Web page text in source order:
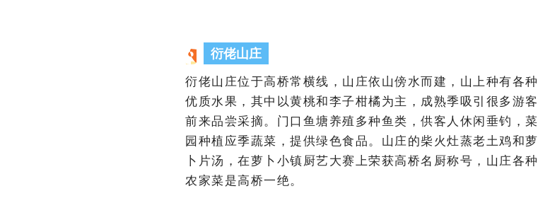
衍佬山庄
衍佬山庄位于高桥常横线，山庄依山傍水而建，山上种有各种
优质水果，其中以黄桃和李子柑橘为主，成熟季吸引很多游客
前来品尝采摘。门口鱼塘养殖多种鱼类，供客人休闲垂钓，菜
园种植应季蔬菜，提供绿色食品。山庄的柴火灶蒸老土鸡和萝
卜片汤，在萝卜小镇厨艺大赛上荣获高桥名厨称号，山庄各种
农家菜是高桥一绝。